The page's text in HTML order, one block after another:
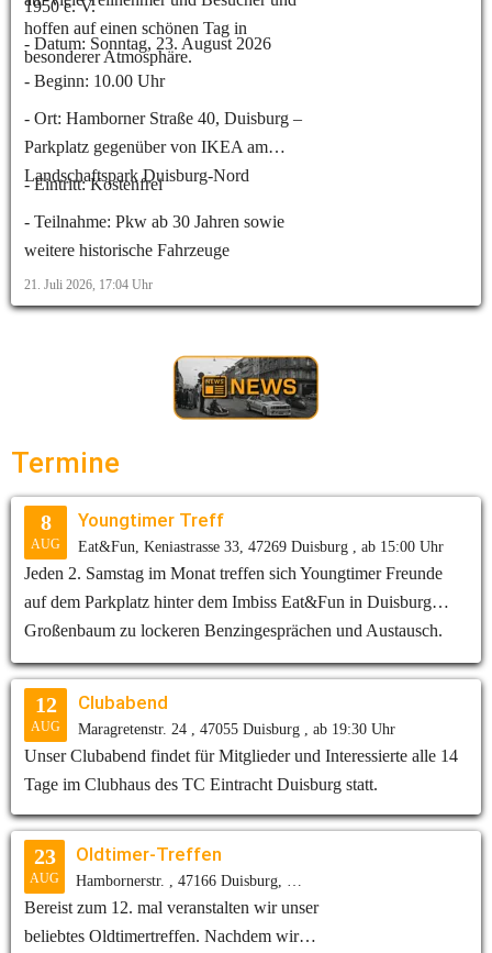
hoffen auf einen schönen Tag in
besonderer Atmosphäre.
1950 e. V.
- Datum: Sonntag, 23. August 2026
- Beginn: 10.00 Uhr
- Ort: Hamborner Straße 40, Duisburg –
Parkplatz gegenüber von IKEA am
Landschaftspark Duisburg-Nord
- Eintritt: Kostenfrei
- Teilnahme: Pkw ab 30 Jahren sowie
weitere historische Fahrzeuge
21. Juli 2026, 17:04 Uhr
Termine
8
AUG
Youngtimer Treff
Eat&Fun, Keniastrasse 33, 47269 Duisburg , ab 15:00 Uhr
Jeden 2. Samstag im Monat treffen sich Youngtimer Freunde
auf dem Parkplatz hinter dem Imbiss Eat&Fun in Duisburg
Großenbaum zu lockeren Benzingesprächen und Austausch.
12
AUG
Clubabend
Maragretenstr. 24 , 47055 Duisburg , ab 19:30 Uhr
Unser Clubabend findet für Mitglieder und Interessierte alle 14
Tage im Clubhaus des TC Eintracht Duisburg statt.
23
AUG
Oldtimer-Treffen
Bereist zum 12. mal veranstalten wir unser
beliebtes Oldtimertreffen. Nachdem wir